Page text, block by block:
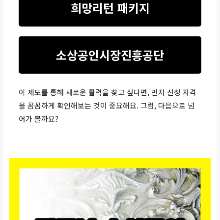
희망리턴 패키지
소상공인시장진흥공단
이 제도를 통해 새로운 활력을 찾고 싶다면, 먼저 신청 자격
을 꼼꼼하게 확인해보는 것이 중요해요. 그럼, 다음으로 넘
어가 볼까요?